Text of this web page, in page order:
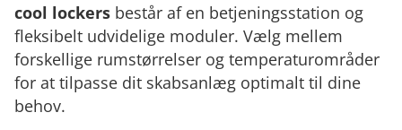
cool lockers består af en betjeningsstation og
fleksibelt udvidelige moduler. Vælg mellem
forskellige rumstørrelser og temperaturområder
for at tilpasse dit skabsanlæg optimalt til dine
behov.